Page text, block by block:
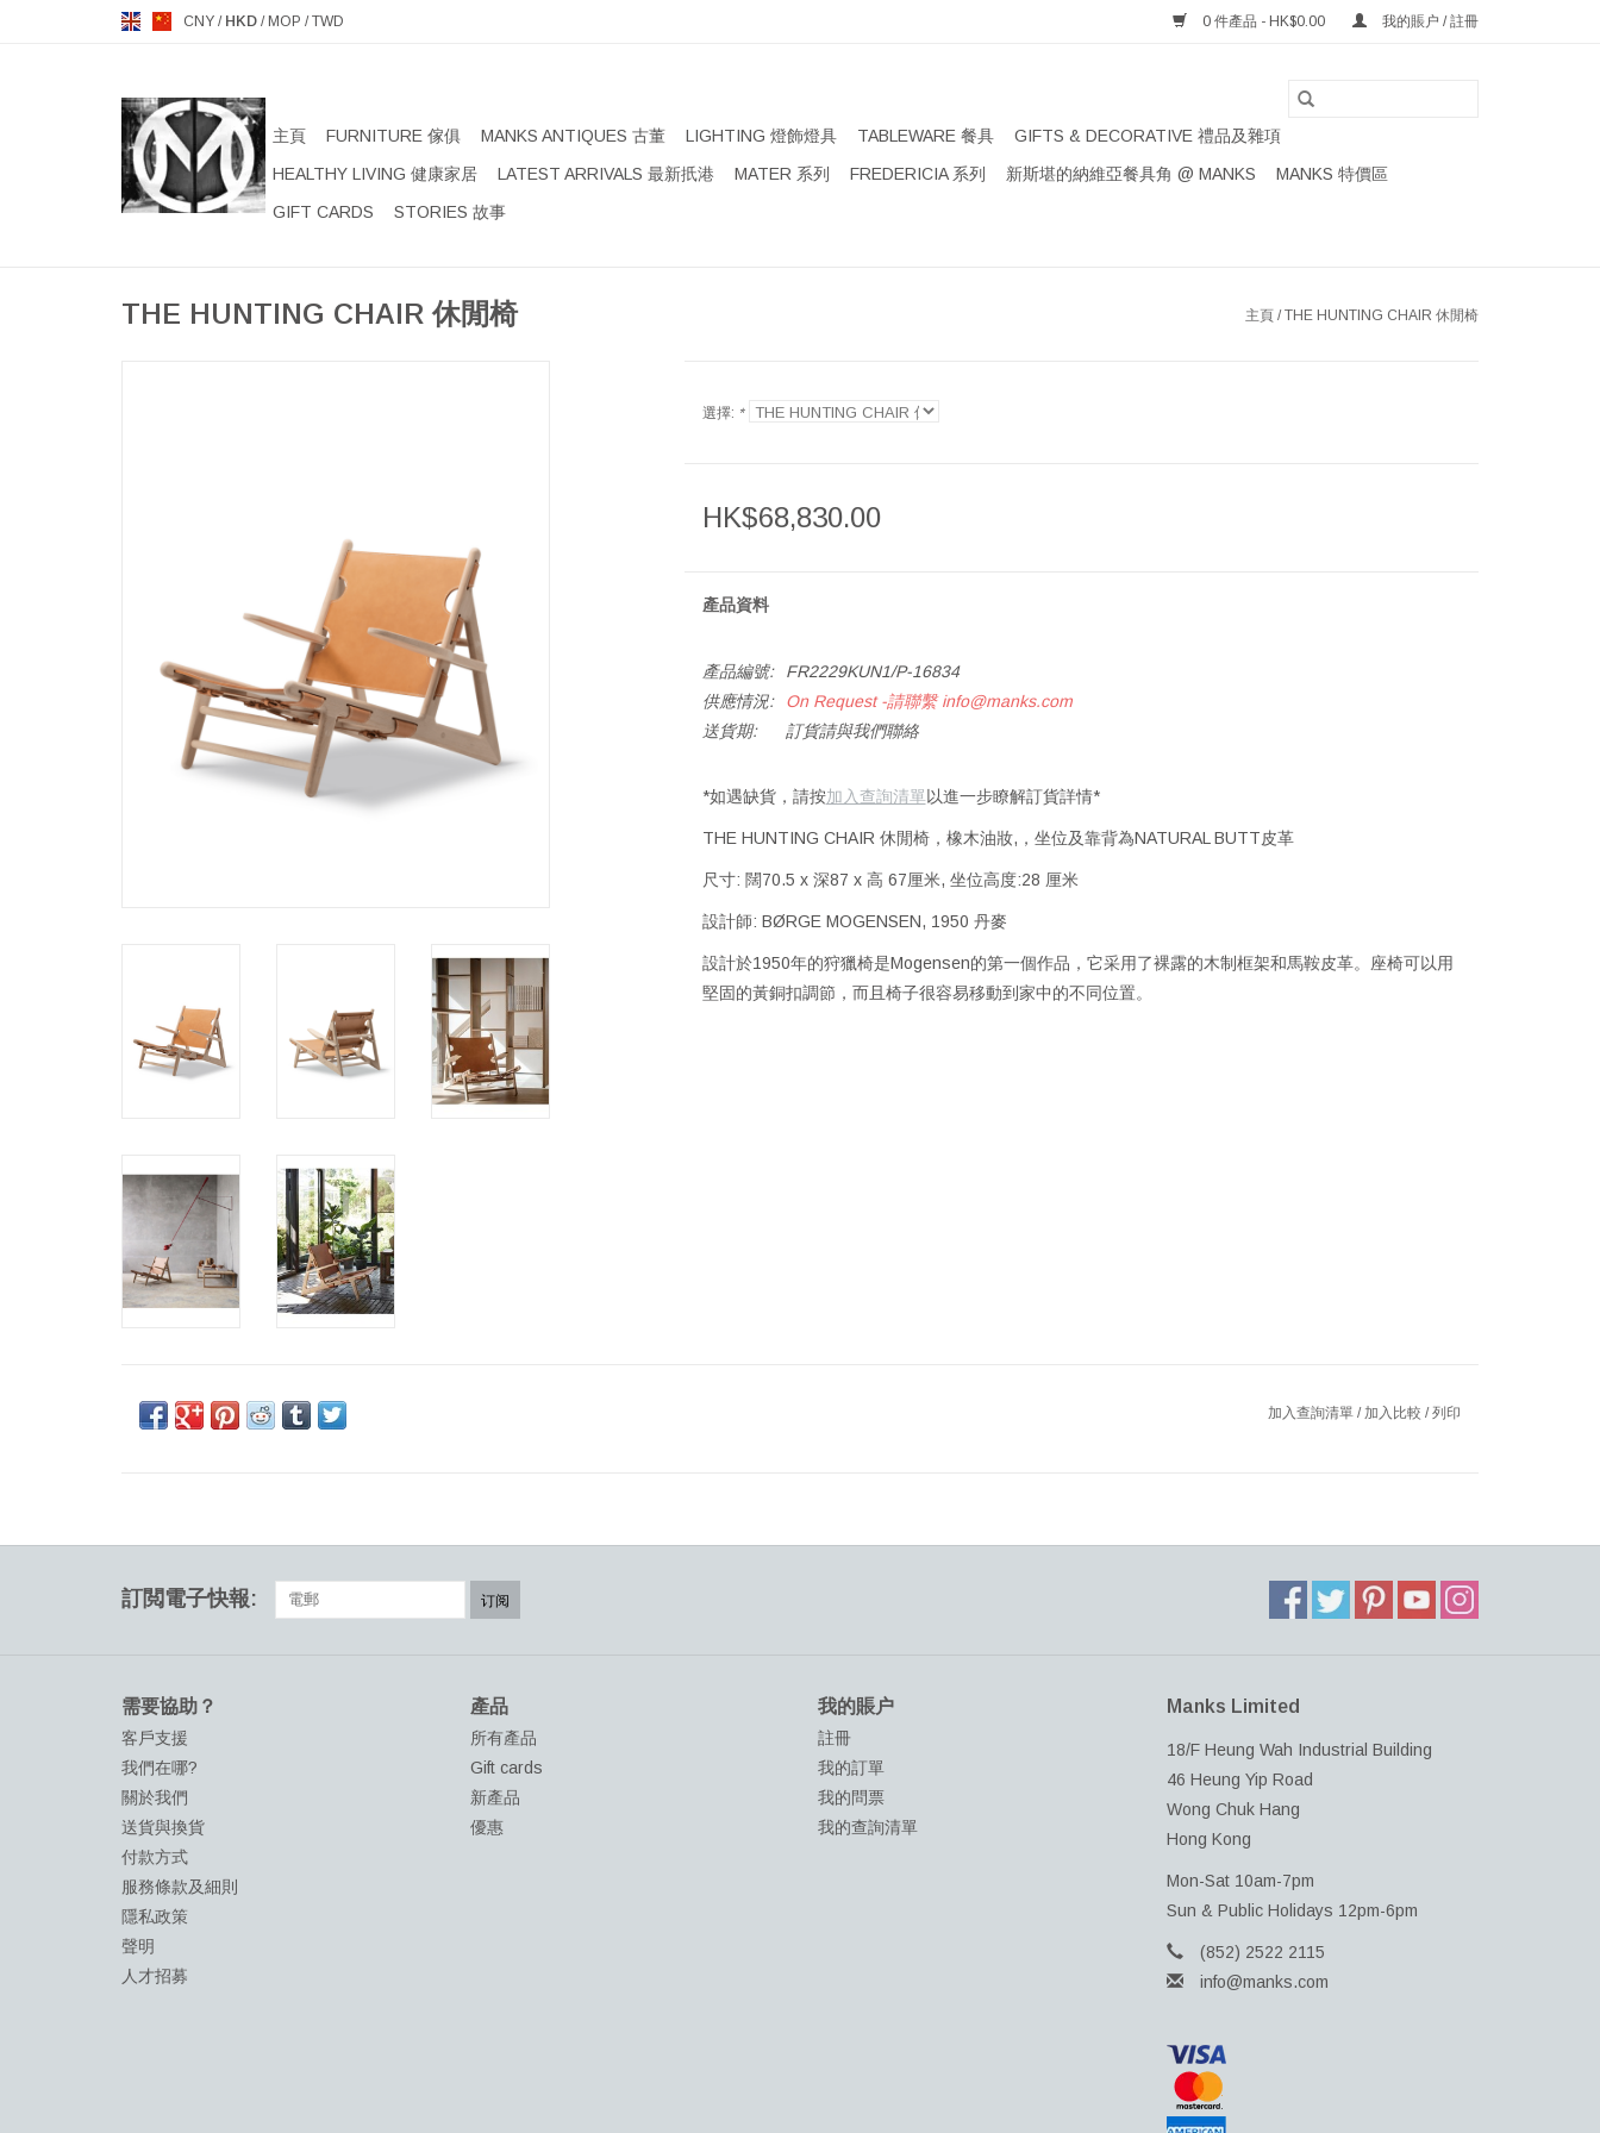
CNY / HKD / MOP /TWD 0 件產品 - HK$0.00 我的賬户 / 註冊
主頁 FURNITURE 傢俱 MANKS ANTIQUES 古董 LIGHTING 燈飾燈具 TABLEWARE 餐具
GIFTS & DECORATIVE 禮品及雜項
HEALTHY LIVING 健康家居
LATEST ARRIVALS 最新扺港 MATER 系列 FREDERICIA 系列 新斯堪的納維亞餐具角 @ MANKS
MANKS 特價區
GIFT CARDS
STORIES 故事
THE HUNTING CHAIR 休閒椅 主頁 /THE HUNTING CHAIR 休閒椅
選擇: *
HK$68,830.00
產品資料
產品編號:
FR2229KUN1/P-16834
供應情況:
On Request -請聯繫info@manks.com
送貨期:
訂貨請與我們聯絡
*如遇缺貨，請按加入查詢清單以進一步瞭解訂貨詳情*
THE HUNTING CHAIR 休閒椅，橡木油妝,，坐位及靠背為NATURAL BUTT皮革
尺寸: 闊70.5 x 深87 x 高 67厘米, 坐位高度:28 厘米
設計師: BØRGE MOGENSEN, 1950 丹麥
設計於1950年的狩獵椅是Mogensen的第一個作品，它采用了裸露的木制框架和馬鞍皮革。座椅可以用
堅固的黃銅扣調節，而且椅子很容易移動到家中的不同位置。
加入查詢清單 / 加入比較 /列印
訂閲電子快報: 订阅
需要協助？
客戶支援
我們在哪?
關於我們
送貨與換貨
付款方式
服務條款及細則
隱私政策
聲明
人才招募
產品
所有產品
Gift cards
新產品
優惠
我的賬户
註冊
我的訂單
我的問票
我的查詢清單
Manks Limited
18/F Heung Wah Industrial Building
46 Heung Yip Road
Wong Chuk Hang
Hong Kong
Mon-Sat 10am-7pm
Sun & Public Holidays 12pm-6pm
(852) 2522 2115
info@manks.com